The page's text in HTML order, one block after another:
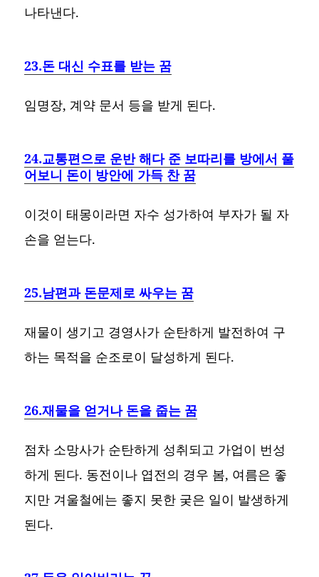
나타낸다.
23.돈 대신 수표를 받는 꿈
임명장, 계약 문서 등을 받게 된다.
24.교통편으로 운반 해다 준 보따리를 방에서 풀
어보니 돈이 방안에 가득 찬 꿈
이것이 태몽이라면 자수 성가하여 부자가 될 자
손을 얻는다.
25.남편과 돈문제로 싸우는 꿈
재물이 생기고 경영사가 순탄하게 발전하여 구
하는 목적을 순조로이 달성하게 된다.
26.재물을 얻거나 돈을 줍는 꿈
점차 소망사가 순탄하게 성취되고 가업이 번성
하게 된다. 동전이나 엽전의 경우 봄, 여름은 좋
지만 겨울철에는 좋지 못한 궂은 일이 발생하게
된다.